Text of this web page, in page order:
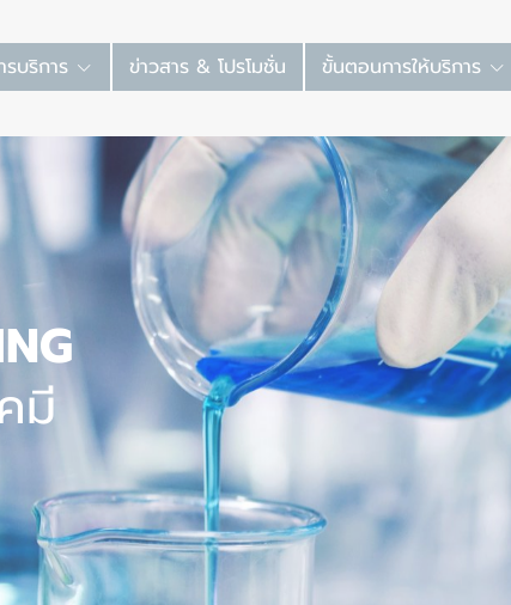
รบริการ ข่าวสาร & โปรโมชั่น ขั้นตอนการให้บริการ
มี